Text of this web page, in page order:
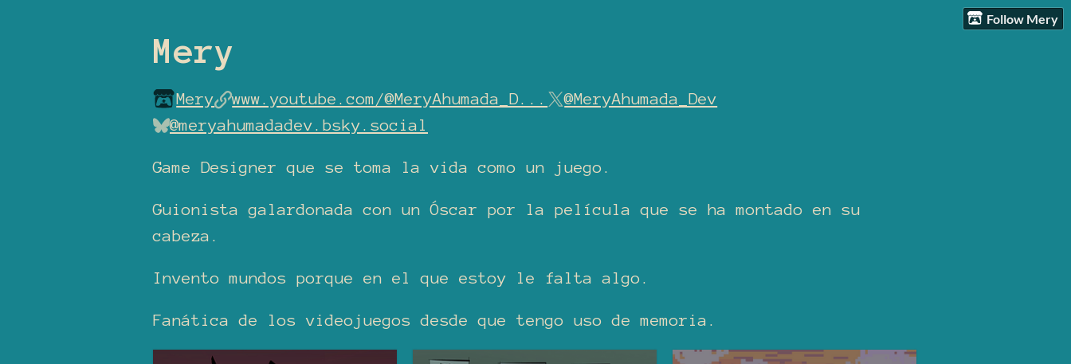
Follow Mery
Mery
Mery www.youtube.com/@MeryAhumada_D...
@MeryAhumada_Dev
@meryahumadadev.bsky.social
Game Designer que se toma la vida como un juego.
Guionista galardonada con un Óscar por la película que se ha montado en su
cabeza.
Invento mundos porque en el que estoy le falta algo.
Fanática de los videojuegos desde que tengo uso de memoria.